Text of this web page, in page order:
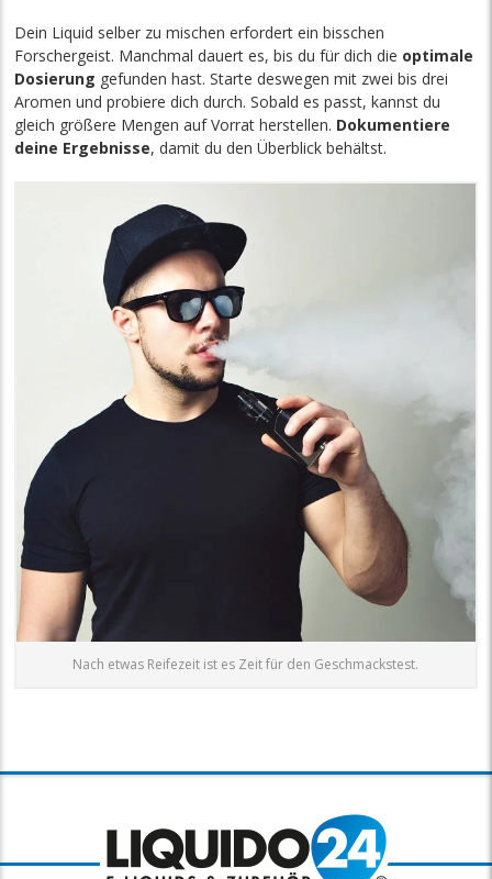
Dein Liquid selber zu mischen erfordert ein bisschen
Forschergeist. Manchmal dauert es, bis du für dich die optimale
Dosierung gefunden hast. Starte deswegen mit zwei bis drei
Aromen und probiere dich durch. Sobald es passt, kannst du
gleich größere Mengen auf Vorrat herstellen. Dokumentiere
deine Ergebnisse, damit du den Überblick behältst.
Nach etwas Reifezeit ist es Zeit für den Geschmackstest.